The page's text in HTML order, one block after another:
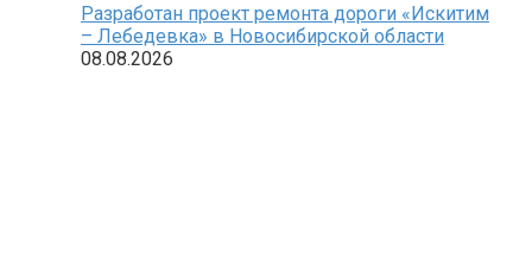
Разработан проект ремонта дороги «Искитим
– Лебедевка» в Новосибирской области
08.08.2026